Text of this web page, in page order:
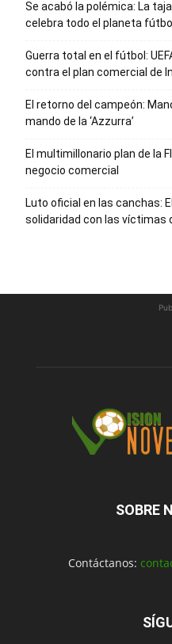
Se acabó la polémica: La
celebra todo el planeta fútbol
Guerra total en el fútbol:
contra el plan comercial de
El retorno del campeón:
mando de la ‘Azzurra’
El multimillonario plan de la
negocio comercial
Luto oficial en las canchas:
solidaridad con las víctimas
SOBRE
Contáctanos: